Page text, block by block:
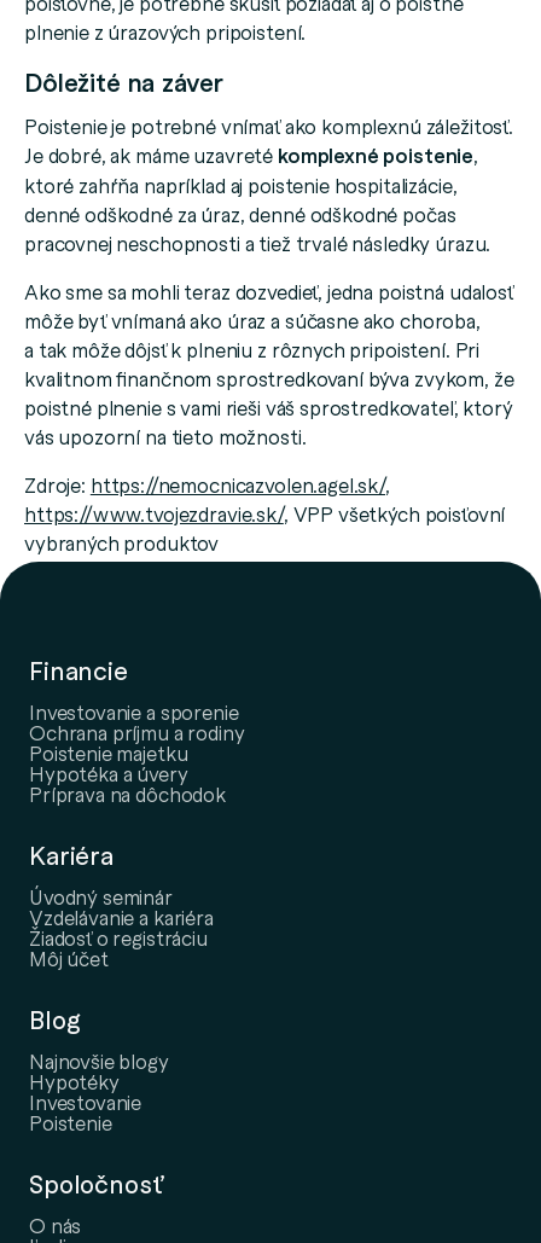
plnenie z úrazových pripoistení.
Dôležité na záver
Poistenie je potrebné vnímať ako komplexnú záležitosť.
Je dobré, ak máme uzavreté komplexné poistenie,
ktoré zahŕňa napríklad aj poistenie hospitalizácie,
denné odškodné za úraz, denné odškodné počas
pracovnej neschopnosti a tiež trvalé následky úrazu.
Ako sme sa mohli teraz dozvedieť, jedna poistná udalosť
môže byť vnímaná ako úraz a súčasne ako choroba,
a tak môže dôjsť k plneniu z rôznych pripoistení. Pri
kvalitnom finančnom sprostredkovaní býva zvykom, že
poistné plnenie s vami rieši váš sprostredkovateľ, ktorý
vás upozorní na tieto možnosti.
Zdroje: https://nemocnicazvolen.agel.sk/,
https://www.tvojezdravie.sk/, VPP všetkých poisťovní
vybraných produktov
Zdroj titulného obrázka: Canva
Financie
Investovanie a sporenie
Ochrana príjmu a rodiny
Poistenie majetku
Hypotéka a úvery
Príprava na dôchodok
Kariéra
Úvodný seminár
Vzdelávanie a kariéra
Žiadosť o registráciu
Môj účet
Blog
Najnovšie blogy
Hypotéky
Investovanie
Poistenie
Spoločnosť
O nás